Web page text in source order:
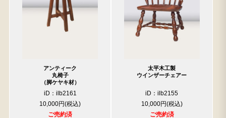
アンティーク
丸椅子
（脚ケヤキ材）
iD：ilb2161
10,000円
ご売約済
太平木工製
ウインザーチェアー
iD：ilb2155
10,000円
ご売約済